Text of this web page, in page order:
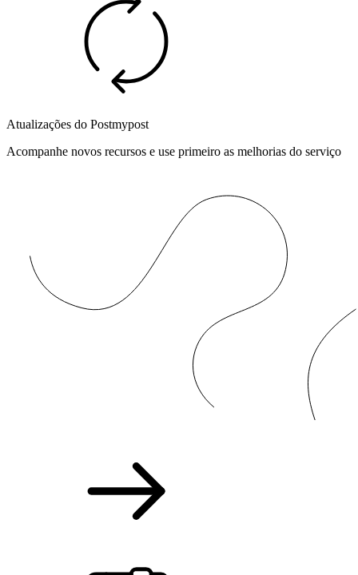
Atualizações do Postmypost
Acompanhe novos recursos e use primeiro as melhorias do serviço